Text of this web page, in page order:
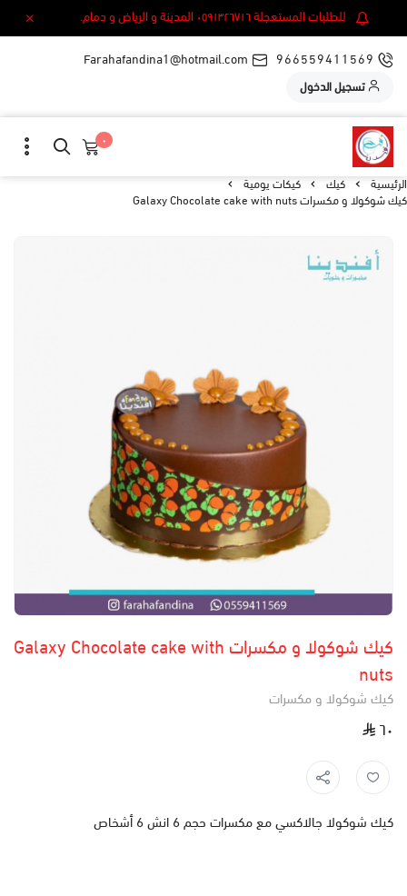
للطلبات المستعجلة ٠٥٩١٣٢٦٧١٦ المدينة و الرياض و دمام.
966559411569
Farahafandina1@hotmail.com
تسجيل الدخول
٠
الرئيسية كيك
كيكات يومية
كيك شوكولا و مكسرات Galaxy Chocolate cake with nuts
كيك شوكولا و مكسرات Galaxy Chocolate cake with
nuts
كيك شوكولا و مكسرات
٦٠
كيك شوكولا جالاكسي مع مكسرات حجم 6 انش 6 أشخاص